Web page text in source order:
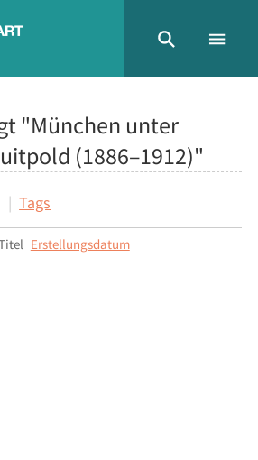
"München unter
(1886–1912)"
Tags
Erstellungsdatum